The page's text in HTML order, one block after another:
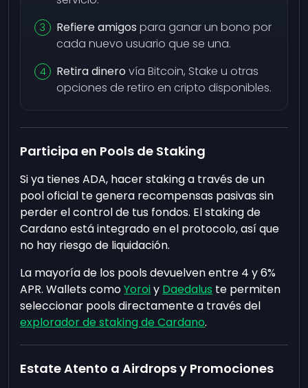
Refiere amigos para ganar un bono por
cada nuevo usuario que se una.
Retira dinerovía Bitcoin, Stake u otras
opciones de retiro en cripto disponibles.
Participa en Pools de Staking
Si ya tienes ADA, hacer staking a través de un
pool oficial te genera recompensas pasivas sin
perder el control de tus fondos. El staking de
Cardano está integrado en el protocolo, así que
no hay riesgo de liquidación.
La mayoría de los pools devuelven entre 4 y 6%
APR. Wallets comoYoroiy Daedalus te permiten
seleccionar pools directamente a través del
explorador de staking de Cardano.
Estate Atento a Airdrops y Promociones